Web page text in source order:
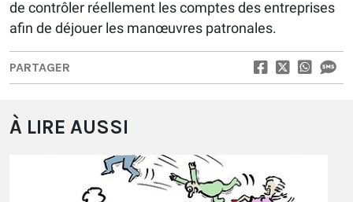
de contrôler réellement les comptes des entreprises
afin de déjouer les manœuvres patronales.
PARTAGER
À LIRE AUSSI